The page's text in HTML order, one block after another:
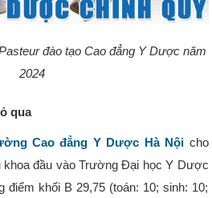
đào tạo Cao đẳng Y Dược năm
2024
qua
Cao đẳng Y Dược Hà Nội cho
khoa đầu vào Trường Đại học Y Dược
điểm khối B 29,75 (toán: 10; sinh: 10;